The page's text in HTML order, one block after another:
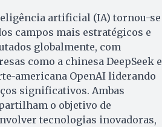
artificial (IA) tornou-se
campos mais estratégicos e
globalmente, com
como a chinesa DeepSeek e
americana OpenAI liderando
significativos. Ambas
o objetivo de
tecnologias inovadoras,